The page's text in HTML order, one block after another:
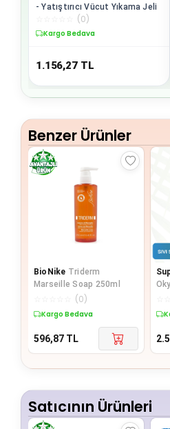
- Yatıştırıcı Vücut Yıkama Jeli
(0)
Kargo Bedava
1.156,27 TL
Benzer Ürünler
BioNike Triderm
Marseille Soap 250ml
(0)
Kargo Bedava
596,87 TL
Satıcının Ürünleri